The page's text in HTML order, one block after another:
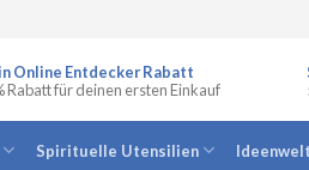
Online Entdecker Rabatt
Rabatt für deinen ersten Einkauf
Spirituelle Utensilien